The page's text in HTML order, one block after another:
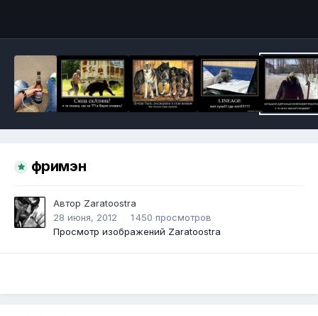
фримэн
Автор Zaratoostra
28 июня, 2012
1 450 просмотров
Просмотр изображений Zaratoostra